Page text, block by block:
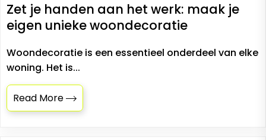
Zet je handen aan het werk: maak je
eigen unieke woondecoratie
Woondecoratie is een essentieel onderdeel van elke
woning. Het is...
Read More